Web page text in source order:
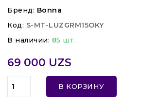
Бренд: Bonna
Код: S-MT-LUZGRM15OKY
В наличии: 85 шт.
69 000 UZS
В КОРЗИНУ